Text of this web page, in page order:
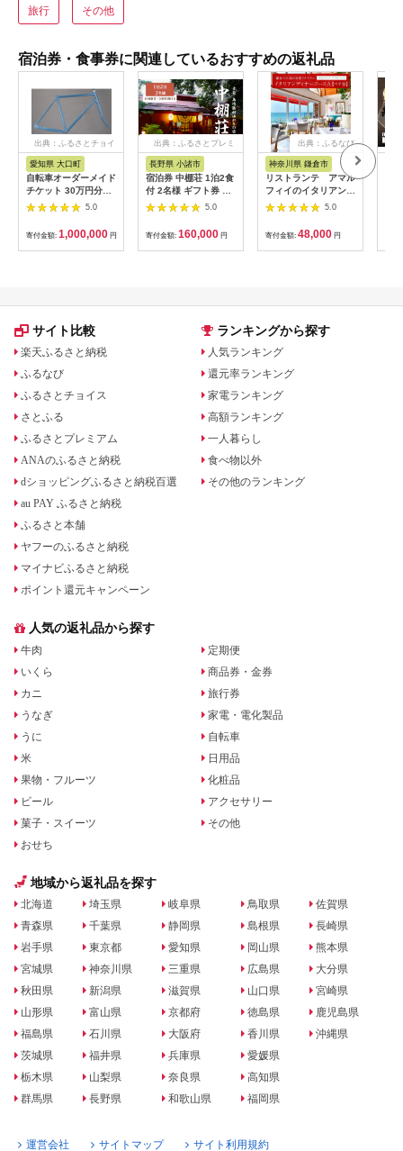
旅行 その他
宿泊券・食事券に関連しているおすすめの返礼品
出典：ふるさとチョイ
愛知県 大口町
自転車オーダーメイド
チケット 30万円分
【1360365】
5.0
寄付金額: 1,000,000 円
出典：ふるさとプレミ
長野県 小諸市
宿泊券 中棚荘 1泊2食
付 2名様 ギフト券 チ
ケット 券 宿泊 旅行
5.0
寄付金額: 160,000 円
出典：ふるなび
神奈川県 鎌倉市
リストランテ アマル
フィイのイタリアンデ
ィナーコースA ペア
5.0
寄付金額: 48,000 円
サイト比較
楽天ふるさと納税
ふるなび
ふるさとチョイス
さとふる
ふるさとプレミアム
ANAのふるさと納税
dショッピングふるさと納税百選
au PAY ふるさと納税
ふるさと本舗
ヤフーのふるさと納税
マイナビふるさと納税
ポイント還元キャンペーン
ランキングから探す
人気ランキング
還元率ランキング
家電ランキング
高額ランキング
一人暮らし
食べ物以外
その他のランキング
人気の返礼品から探す
牛肉
いくら
カニ
うなぎ
うに
米
果物・フルーツ
ビール
菓子・スイーツ
おせち
定期便
商品券・金券
旅行券
家電・電化製品
自転車
日用品
化粧品
アクセサリー
その他
地域から返礼品を探す
北海道
青森県
岩手県
宮城県
秋田県
山形県
福島県
茨城県
栃木県
群馬県
埼玉県
千葉県
東京都
神奈川県
新潟県
富山県
石川県
福井県
山梨県
長野県
岐阜県
静岡県
愛知県
三重県
滋賀県
京都府
大阪府
兵庫県
奈良県
和歌山県
鳥取県
島根県
岡山県
広島県
山口県
徳島県
香川県
愛媛県
高知県
福岡県
佐賀県
長崎県
熊本県
大分県
宮崎県
鹿児島県
沖縄県
運営会社 サイトマップ サイト利用規約